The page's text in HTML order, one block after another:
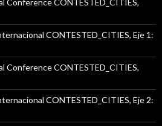
Conference CONTESTED_CITIES,
CONTESTED_CITIES, Eje 1:
Conference CONTESTED_CITIES,
CONTESTED_CITIES, Eje 2: